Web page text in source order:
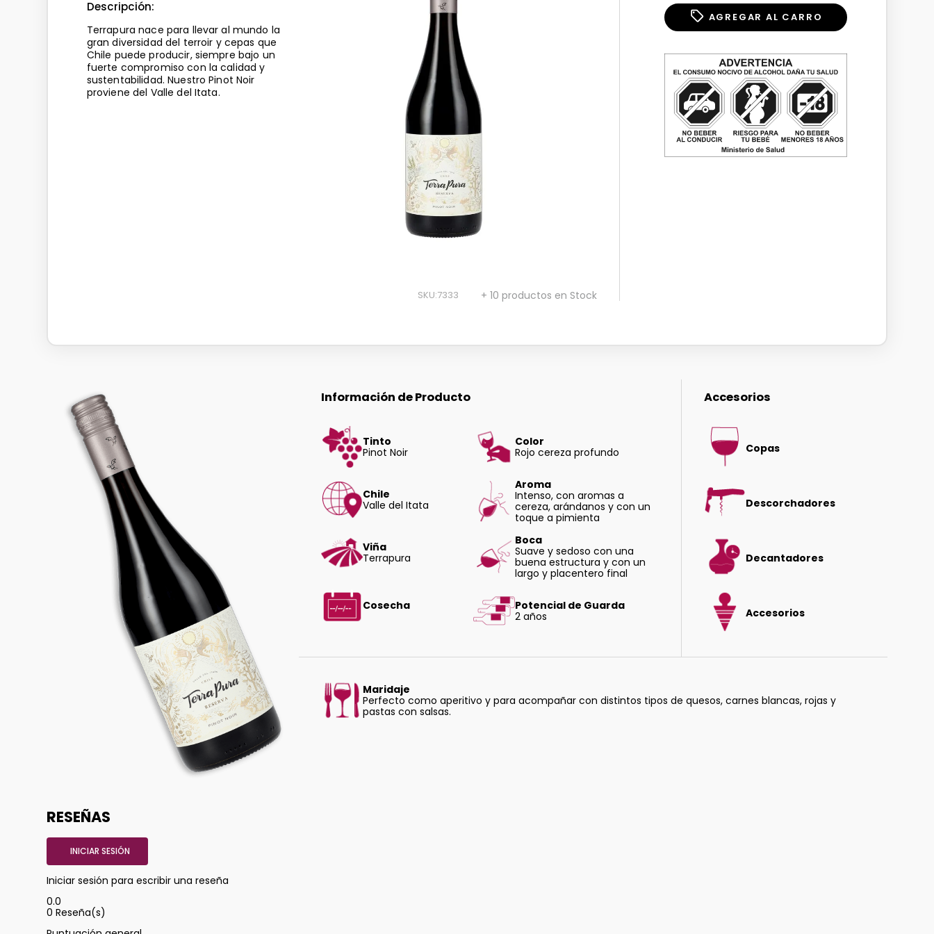
Descripción:
Terrapura nace para llevar al mundo la
gran diversidad del terroir y cepas que
Chile puede producir, siempre bajo un
fuerte compromiso con la calidad y
sustentabilidad. Nuestro Pinot Noir
proviene del Valle del Itata.
SKU:7333 + 10 productos en Stock
AGREGAR AL CARRO
Información de Producto
Tinto
Pinot Noir
Chile
Valle del Itata
Viña
Terrapura
Cosecha
Color
Rojo cereza profundo
Aroma
Intenso, con aromas a
cereza, arándanos y con un
toque a pimienta
Boca
Suave y sedoso con una
buena estructura y con un
largo y placentero final
Potencial de Guarda
2 años
Accesorios
Copas
Descorchadores
Decantadores
Accesorios
Maridaje
Perfecto como aperitivo y para acompañar con distintos tipos de quesos, carnes blancas, rojas y
pastas con salsas.
RESEÑAS
INICIAR SESIÓN
Iniciar sesión para escribir una reseña
0.0
0 Reseña(s)
reserva